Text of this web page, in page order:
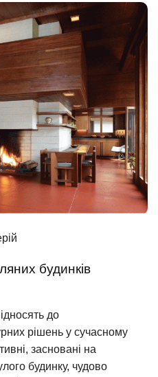
будинків
до
рішень у сучасному
засновані на
будинку, чудово